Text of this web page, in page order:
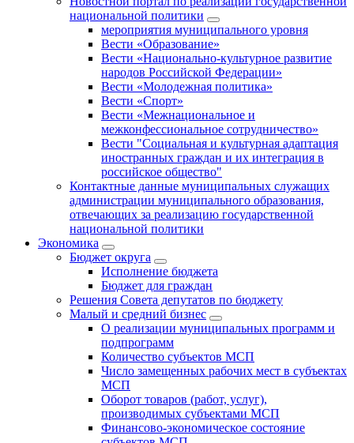
национальной политики
мероприятия муниципального уровня
Вести «Образование»
Вести «Национально-культурное развитие
народов Российской Федерации»
Вести «Молодежная политика»
Вести «Спорт»
Вести «Межнациональное и
межконфессиональное сотрудничество»
Вести "Социальная и культурная адаптация
иностранных граждан и их интеграция в
российское общество"
Контактные данные муниципальных служащих
администрации муниципального образования,
отвечающих за реализацию государственной
национальной политики
Экономика
Бюджет округa
Исполнение бюджета
Бюджет для граждан
Решения Совета депутатов по бюджету
Малый и средний бизнес
О реализации муниципальных программ и
подпрограмм
Количество субъектов МСП
Число замещенных рабочих мест в субъектах
МСП
Оборот товаров (работ, услуг),
производимых субъектами МСП
Финансово-экономическое состояние